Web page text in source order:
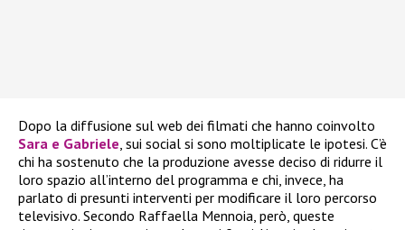
Dopo la diffusione sul web dei filmati che hanno coinvolto
Sara e Gabriele , sui social si sono moltiplicate le ipotesi. C’è
chi ha sostenuto che la produzione avesse deciso di ridurre il
loro spazio all’interno del programma e chi, invece, ha
parlato di presunti interventi per modificare il loro percorso
televisivo. Secondo Raffaella Mennoia, però, queste